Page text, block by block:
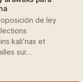
de ley
kali’nas et
sur…